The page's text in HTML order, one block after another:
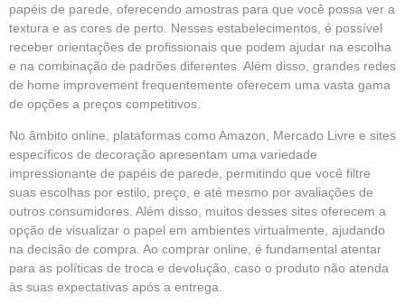
papéis de parede, oferecendo amostras para que você possa ver a
textura e as cores de perto. Nesses estabelecimentos, é possível
receber orientações de profissionais que podem ajudar na escolha
e na combinação de padrões diferentes. Além disso, grandes redes
de home improvement frequentemente oferecem uma vasta gama
de opções a preços competitivos.
No âmbito online, plataformas como Amazon, Mercado Livre e sites
específicos de decoração apresentam uma variedade
impressionante de papéis de parede, permitindo que você filtre
suas escolhas por estilo, preço, e até mesmo por avaliações de
outros consumidores. Além disso, muitos desses sites oferecem a
opção de visualizar o papel em ambientes virtualmente, ajudando
na decisão de compra. Ao comprar online, é fundamental atentar
para as políticas de troca e devolução, caso o produto não atenda
às suas expectativas após a entrega.